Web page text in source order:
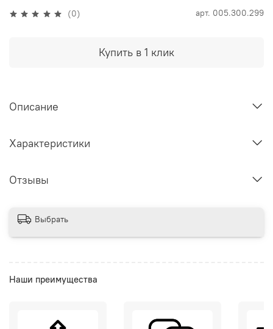
(0) арт. 005.300.299
Купить в 1 клик
Описание
Характеристики
Отзывы
Выбрать
Наши преимущества